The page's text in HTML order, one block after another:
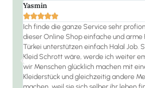
Yasmin

Ich finde die ganze Service sehr
dieser Online Shop einfache und arme
Türkei unterstützen einfach Halal Job.
Kleid Schrott wäre, werde ich weiter
wir Menschen glücklich machen mit
Kleiderstück und gleichzeitig andere